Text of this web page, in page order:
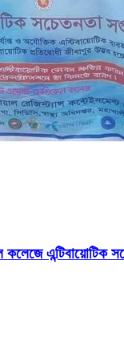
এন্টিবায়োটিক